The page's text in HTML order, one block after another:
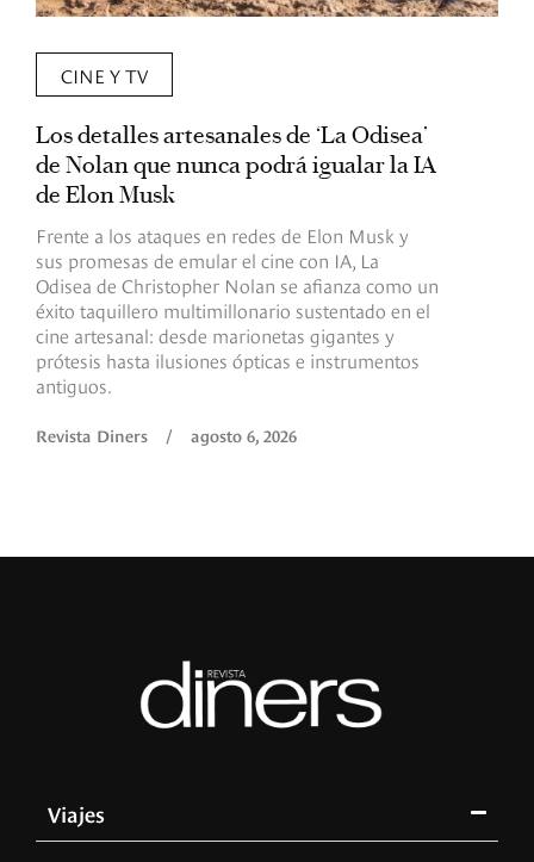
CINE Y TV
Los detalles artesanales de ‘La Odisea’
de Nolan que nunca podrá igualar la IA
de Elon Musk
Frente a los ataques en redes de Elon Musk y
sus promesas de emular el cine con IA, La
Odisea de Christopher Nolan se afianza como un
éxito taquillero multimillonario sustentado en el
cine artesanal: desde marionetas gigantes y
prótesis hasta ilusiones ópticas e instrumentos
antiguos.
Revista Diners / agosto 6, 2026
Viajes